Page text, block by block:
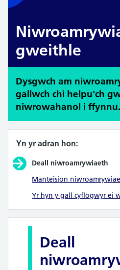
gweithle
Dysgwch am
gallwch chi helpu'ch
niwrowahanol i ffynnu.
Yn yr adran hon:
Deall niwroamrywiaeth
Manteision
Yr hyn y gall cyflogwyr ei
Deall